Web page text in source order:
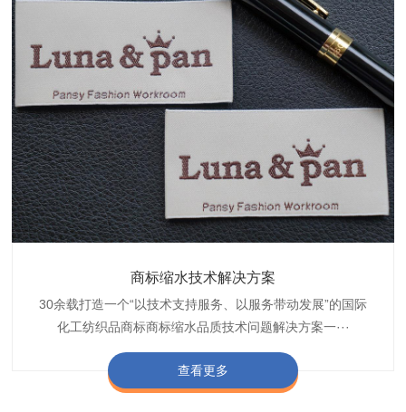
商标缩水技术解决方案
30余载打造一个“以技术支持服务、以服务带动发展”的国际
化工纺织品商标商标缩水品质技术问题解决方案一···
查看更多
织带商标防水技术解决方案
博准公司专注于织带商标防水技术解决方案30余载,励志于
纺织品商标企业打造含油量超标品质技术问题解决方···
查看更多
服装颜色不匀技术解决方案
博准是一家专注30余载设计研发织唛印唛商标、织带服装颜
色不匀品质技术问题解决方案一站式服务提供商,技···
查看更多
纺织品阻燃母粒
博准致力于成为纺织品商标阻燃母粒剂,TF-W760,TF-W760
阻燃母粒剂加工定制服务实力提供商,···
查看更多